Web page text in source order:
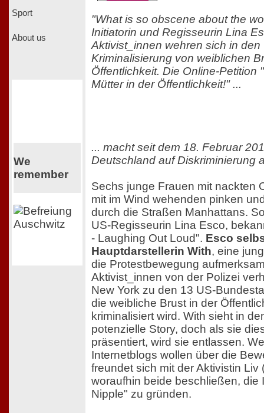
Sport
About us
We
remember
"What is so obscene about the
Initiatorin und Regisseurin Lina
Aktivist_innen wehren sich in den
Kriminalisierung von weiblichen
Öffentlichkeit. Die Online-Petition
Mütter in der Öffentlichkeit!" ...
... macht seit dem 18. Februar
Deutschland auf Diskriminierung
Sechs junge Frauen mit nackten
mit im Wind wehenden pinken
durch die Straßen Manhattans.
US-Regisseurin Lina Esco,
- Laughing Out Loud". Esco
Hauptdarstellerin With, eine
die Protestbewegung
Aktivist_innen von der Polizei
New York zu den 13 US-
die weibliche Brust in der
kriminalisiert wird. With sieht in
potenzielle Story, doch als sie
präsentiert, wird sie entlassen.
Internetblogs wollen über die
freundet sich mit der Aktivistin Liv
woraufhin beide beschließen, die
Nipple" zu gründen.